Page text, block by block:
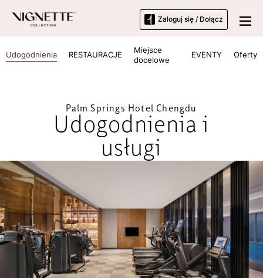
Zaloguj się / Dołącz
Udogodnienia RESTAURACJE
Miejsce
docelowe
EVENTY Oferty
Palm Springs Hotel Chengdu
Udogodnienia i
usługi